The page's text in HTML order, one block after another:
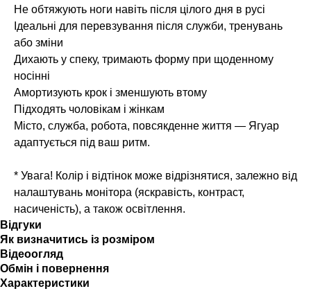
Не обтяжують ноги навіть після цілого дня в русі
Ідеальні для перевзування після служби, тренувань
або зміни
Дихають у спеку, тримають форму при щоденному
носінні
Амортизують крок і зменшують втому
Підходять чоловікам і жінкам
Місто, служба, робота, повсякденне життя — Ягуар
адаптується під ваш ритм.
* Увага! Колір і відтінок може відрізнятися, залежно від
налаштувань монітора (яскравість, контраст,
насиченість), а також освітлення.
Відгуки
Як визначитись із розміром
Відеоогляд
Обмін і повернення
Характеристики